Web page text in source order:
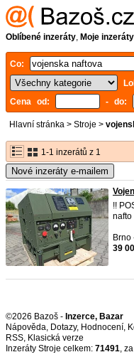
Oblíbené inzeráty, Moje inzeráty
Co:
Cena od:
- do:
Hlavní stránka > Stroje >
1-1 inzerátů z 1
Nové inzeráty e-mailem
!!
nafto
Brno
39
©2026 Bazoš - Inzerce, Bazar
Nápověda, Dotazy, Hodnocení,
RSS,
Inzeráty Stroje celkem: 71491,